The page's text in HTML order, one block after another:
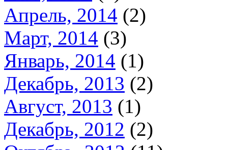
Апрель, 2014 (2)
Март, 2014 (3)
Январь, 2014 (1)
Декабрь, 2013 (2)
Август, 2013 (1)
Декабрь, 2012 (2)